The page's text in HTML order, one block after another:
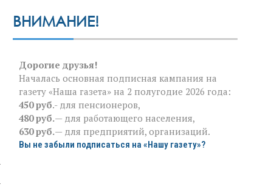
ВНИМАНИЕ!
Дорогие друзья!
Началась основная подписная кампания на
газету «Наша газета» на 2 полугодие 2026 года:
450 руб.- для пенсионеров,
480 руб.— для работающего населения,
630 руб.— для предприятий, организаций.
Вы не забыли подписаться на «Нашу газету»?